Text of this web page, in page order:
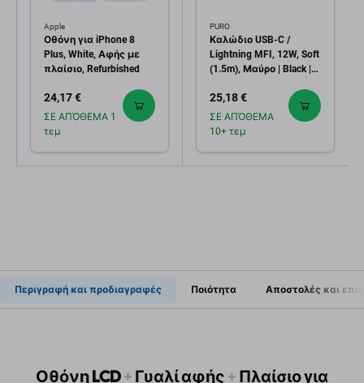
Apple
Οθόνη για iPhone 8
Plus, White, Αφής με
πλαίσιο, Refurbished
24,17 €
ΣΕ ΑΠΌΘΕΜΑ 1
τεμ
PURO
Καλώδιο USB-C /
Lightning MFI, 12W, Soft
(1.5m), Μαύρο | Black |
25,18 €
ΣΕ ΑΠΌΘΕΜΑ
10+ τεμ
Περιγραφή και προδιαγραφές Ποιότητα Αποστολές και
Οθόνη LCD+Γυαλί αφής+Πλαίσιο για